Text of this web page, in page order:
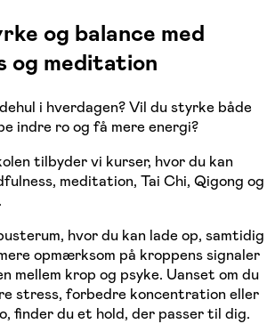
og balance med
og meditation
i hverdagen? Vil du styrke både
indre ro og få mere energi?
tilbyder vi kurser, hvor du kan
meditation, Tai Chi, Qigong og
hvor du kan lade op, samtidig
opmærksom på kroppens signaler
mellem krop og psyke. Uanset om du
stress, forbedre koncentration eller
finder du et hold, der passer til dig.